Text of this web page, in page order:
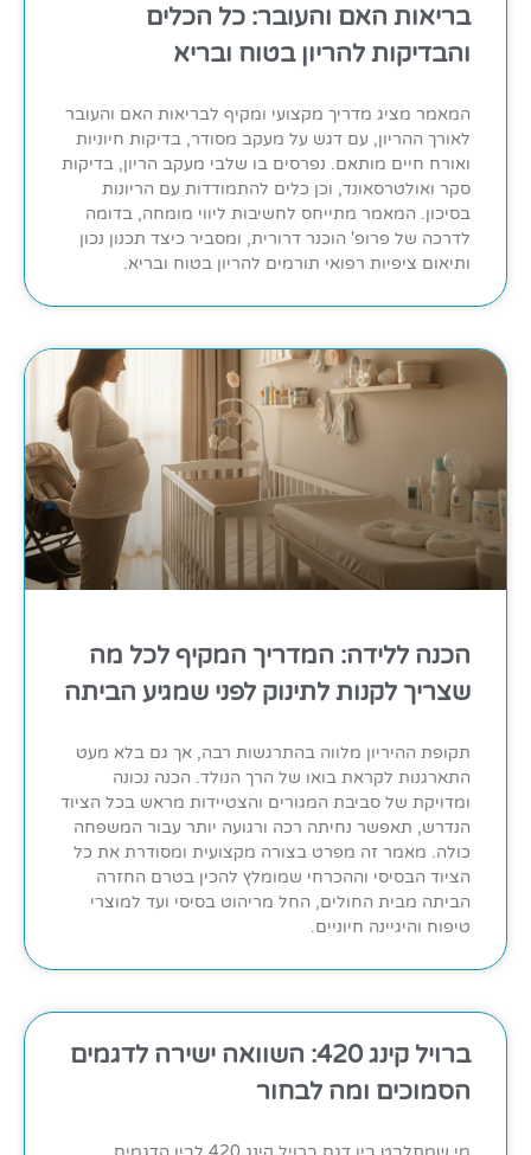
בריאות האם והעובר: כל הכלים
והבדיקות להריון בטוח ובריא
המאמר מציג מדריך מקצועי ומקיף לבריאות האם והעובר
לאורך ההריון, עם דגש על מעקב מסודר, בדיקות חיוניות
ואורח חיים מותאם. נפרסים בו שלבי מעקב הריון, בדיקות
סקר ואולטרסאונד, וכן כלים להתמודדות עם הריונות
בסיכון. המאמר מתייחס לחשיבות ליווי מומחה, בדומה
לדרכה של פרופ' הוכנר דרורית, ומסביר כיצד תכנון נכון
ותיאום ציפיות רפואי תורמים להריון בטוח ובריא.
הכנה ללידה: המדריך המקיף לכל מה
שצריך לקנות לתינוק לפני שמגיע הביתה
תקופת ההיריון מלווה בהתרגשות רבה, אך גם בלא מעט
התארגנות לקראת בואו של הרך הנולד. הכנה נכונה
ומדויקת של סביבת המגורים והצטיידות מראש בכל הציוד
הנדרש, תאפשר נחיתה רכה ורגועה יותר עבור המשפחה
כולה. מאמר זה מפרט בצורה מקצועית ומסודרת את כל
הציוד הבסיסי וההכרחי שמומלץ להכין בטרם החזרה
הביתה מבית החולים, החל מריהוט בסיסי ועד למוצרי
טיפוח והיגיינה חיוניים.
ברויל קינג 420: השוואה ישירה לדגמים
הסמוכים ומה לבחור